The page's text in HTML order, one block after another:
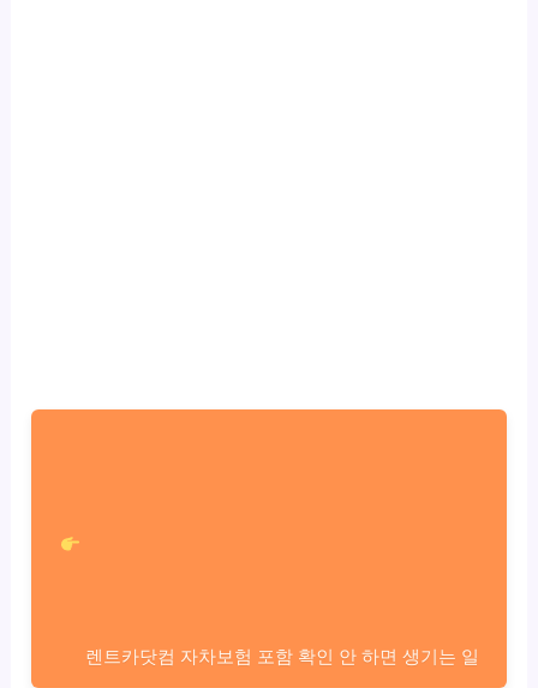
렌트카닷컴 자차보험 포함 확인 안 하면 생기는 일